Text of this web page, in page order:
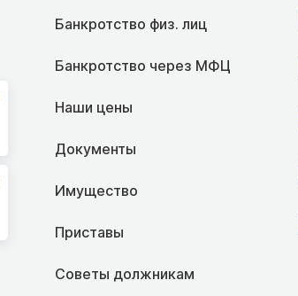
Банкротство физ. лиц
Банкротство через МФЦ
Наши цены
Документы
Имущество
Приставы
Советы должникам